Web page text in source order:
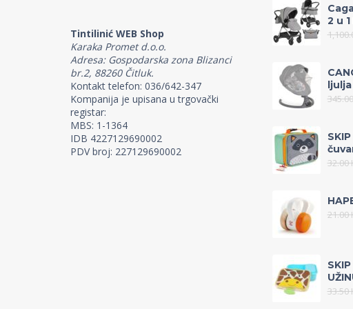
Tintilinić WEB Shop
Karaka Promet d.o.o.
Adresa: Gospodarska zona Blizanci
br.2, 88260 Čitluk.
Kontakt telefon: 036/642-347
Kompanija je upisana u trgovački
registar:
MBS: 1-1364
IDB 4227129690002
PDV broj: 227129690002
2 u
32.00
21.00
33.50